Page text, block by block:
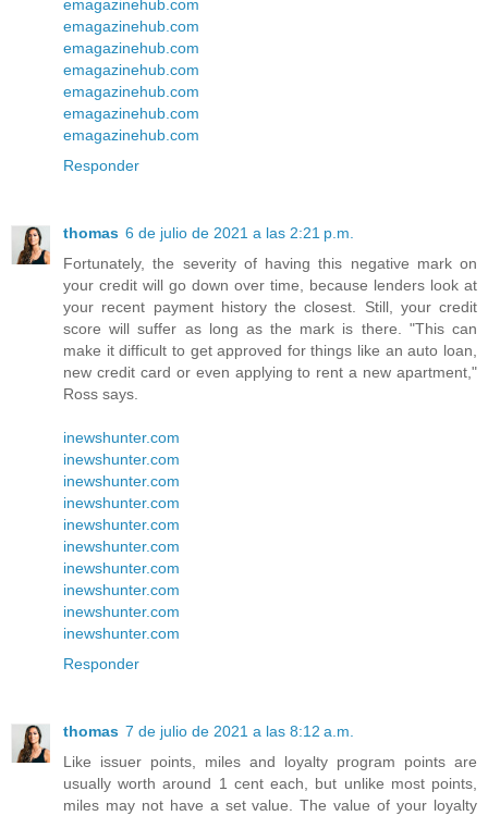
emagazinehub.com
emagazinehub.com
emagazinehub.com
emagazinehub.com
emagazinehub.com
emagazinehub.com
emagazinehub.com
Responder
thomas 6 de julio de 2021 a las 2:21 p.m.
Fortunately, the severity of having this negative mark on
your credit will go down over time, because lenders look at
your recent payment history the closest. Still, your credit
score will suffer as long as the mark is there. "This can
make it difficult to get approved for things like an auto loan,
new credit card or even applying to rent a new apartment,"
Ross says.
inewshunter.com
inewshunter.com
inewshunter.com
inewshunter.com
inewshunter.com
inewshunter.com
inewshunter.com
inewshunter.com
inewshunter.com
inewshunter.com
Responder
thomas 7 de julio de 2021 a las 8:12 a.m.
Like issuer points, miles and loyalty program points are
usually worth around 1 cent each, but unlike most points,
miles may not have a set value. The value of your loyalty